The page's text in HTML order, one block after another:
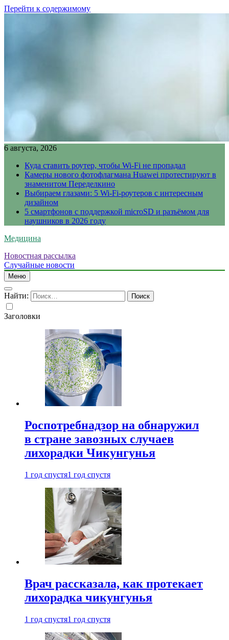
Перейти к содержимому
6 августа, 2026
Куда ставить роутер, чтобы Wi-Fi не пропадал
Камеры нового фотофлагмана Huawei протестируют в
знаменитом Переделкино
Выбираем глазами: 5 Wi-Fi-роутеров с интересным
дизайном
5 смартфонов с поддержкой microSD и разъёмом для
наушников в 2026 году
Медицина
Новостная рассылка
Случайные новости
Меню
Найти:
Заголовки
Роспотребнадзор на обнаружил
в стране завозных случаев
лихорадки Чикунгунья
1 год спустя1 год спустя
Врач рассказала, как протекает
лихорадка чикунгунья
1 год спустя1 год спустя